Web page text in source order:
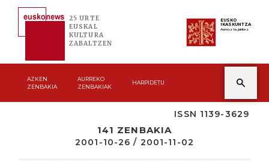
25 URTE
EUSKAL
KULTURA
ZABALTZEN
EUSKO
IKASKUNTZA
Asmoz ta jakitez
AZKEN
ZENBAKIA
AURREKO
ZENBAKIAK
HARPIDETU
ISSN 1139-3629
141 ZENBAKIA
2001-10-26 / 2001-11-02